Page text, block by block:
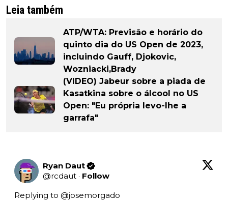
Leia também
ATP/WTA: Previsão e horário do
quinto dia do US Open de 2023,
incluindo Gauff, Djokovic,
Wozniacki,Brady
(VIDEO) Jabeur sobre a piada de
Kasatkina sobre o álcool no US
Open: "Eu própria levo-lhe a
garrafa"
Ryan Daut
@rcdaut · Follow
Replying to @josemorgado